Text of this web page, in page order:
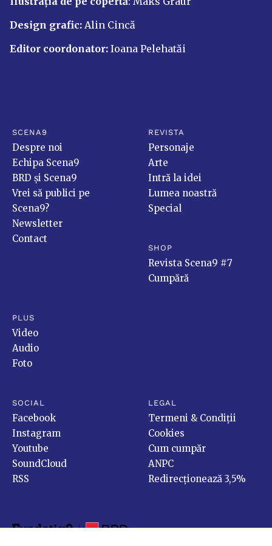
Design grafic: Alin Cincă
Editor coordonator: Ioana Pelehatăi
SCENA9
Despre noi
Echipa Scena9
BRD și Scena9
Vrei să publici pe
Scena9?
Newsletter
Contact
REVISTA
Personaje
Arte
Intră la idei
Lumea noastră
Special
SHOP
Revista Scena9 #7
Cumpără
PLUS
Video
Audio
Foto
SOCIAL
Facebook
Instagram
Youtube
SoundCloud
RSS
LEGAL
Termeni & Condiții
Cookies
Cum cumpăr
ANPC
Redirecționează 3,5%